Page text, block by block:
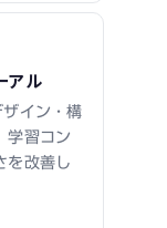
アル
イン・構
学習コン
を改善し